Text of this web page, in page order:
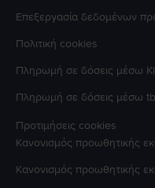
Επεξεργασία δεδομένων
Πολιτική cookies
Πληρωμή σε δόσεις μέσω
Πληρωμή σε δόσεις μέσω
Προτιμήσεις cookies
Κανονισμός προωθητικής
Κανονισμός προωθητικής